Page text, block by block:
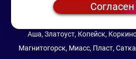
© 1994-2025
— торговая
Аша, Златоуст, Копейск,
Магнитогорск, Миасс, Пласт,
Согласен